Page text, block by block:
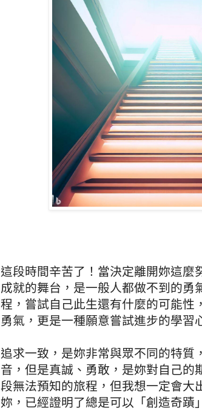
這段時間辛苦了！當決定離開妳這麼
成就的舞台，是一般人都做不到的勇
程，嘗試自己此生還有什麼的可能性
勇氣，更是一種願意嘗試進步的學習
追求一致，是妳非常與眾不同的特質
音，但是真誠、勇敢，是妳對自己的
段無法預知的旅程，但我想一定會大
妳，已經證明了總是可以「創造奇蹟